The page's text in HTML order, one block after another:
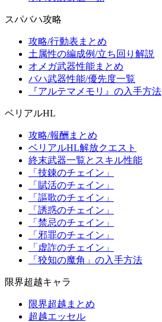
スパバハ攻略
攻略/行動表まとめ
土属性の編成例/立ち回り解説
オメガ武器性能まとめ
バハ武器性能/優先度一覧
『アルテマメモリ』の入手方法
ベリアルHL
攻略/報酬まとめ
ベリアルHL解放クエスト
終末武器一覧とスキル性能
「技錬のチェイン」
「賦活のチェイン」
「謳歌のチェイン」
「誘惑のチェイン」
「禁忌のチェイン」
「邪罪のチェイン」
「虚詐のチェイン」
「狡知の魔角」の入手方法
限界超越キャラ
限界超越まとめ
超越エッセル